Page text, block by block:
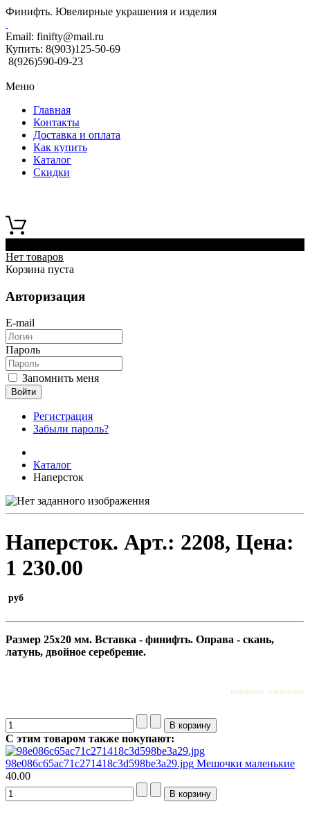
Финифть. Ювелирные украшения и изделия
Email: finifty@mail.ru
Купить: 8(903)125-50-69
8(926)590-09-23
Меню
Главная
Контакты
Доставка и оплата
Как купить
Каталог
Скидки
Нет товаров
Корзина пуста
Авторизация
E-mail
Пароль
Запомнить меня
Войти
Регистрация
Забыли пароль?
Каталог
Наперсток
Наперсток. Арт.: 2208, Цена:
1 230.00
руб
Размер 25х20 мм. Вставка - финифть. Оправа - скань,
латунь, двойное серебрение.
Наперстки сувенирные
С этим товаром также покупают:
98e086c65ac71c271418c3d598be3a29.jpg Мешочки маленькие
40.00